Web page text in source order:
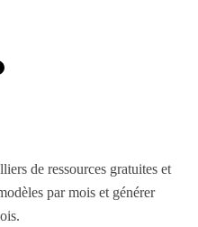
de ressources gratuites et
par mois et générer